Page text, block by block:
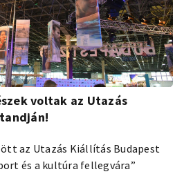
voltak az Utazás
az Utazás Kiállítás Budapest